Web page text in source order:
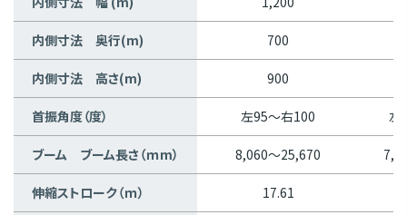
内側寸法 奥行(m) 700
内側寸法 高さ(m) 900
首振角度（度） 左95～右100 左
ブーム ブーム長さ（ｍm） 8,060～25,670
伸縮ストローク（ｍ） 17.61